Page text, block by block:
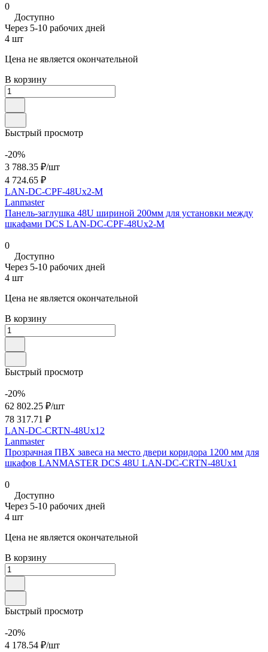
0
Доступно
Через 5-10 рабочих дней
4 шт
Цена не является окончательной
В корзину
Быстрый просмотр
-20%
3 788.35 ₽/шт
4 724.65 ₽
LAN-DC-CPF-48Ux2-M
Lanmaster
Панель-заглушка 48U шириной 200мм для установки между
шкафами DCS LAN-DC-CPF-48Ux2-M
0
Доступно
Через 5-10 рабочих дней
4 шт
Цена не является окончательной
В корзину
Быстрый просмотр
-20%
62 802.25 ₽/шт
78 317.71 ₽
LAN-DC-CRTN-48Ux12
Lanmaster
Прозрачная ПВХ завеса на место двери коридора 1200 мм для
шкафов LANMASTER DCS 48U LAN-DC-CRTN-48Ux1
0
Доступно
Через 5-10 рабочих дней
4 шт
Цена не является окончательной
В корзину
Быстрый просмотр
-20%
4 178.54 ₽/шт